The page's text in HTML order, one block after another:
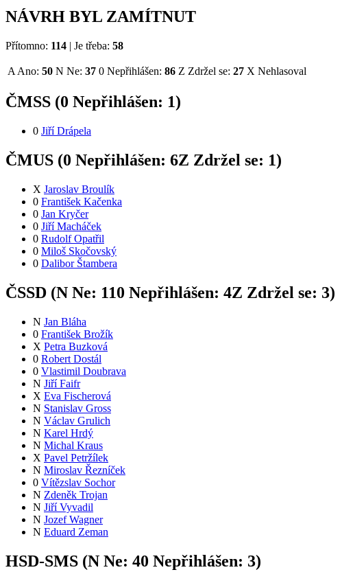
NÁVRH BYL ZAMÍTNUT
Přítomno: 114 | Je třeba: 58
A Ano: 50 N Ne: 37 0 Nepřihlášen: 86 Z Zdržel se: 27 X Nehlasoval
ČMSS (0 Nepřihlášen: 1)
0 Jiří Drápela
ČMUS (0 Nepřihlášen: 6Z Zdržel se: 1)
X Jaroslav Broulík
0 František Kačenka
0 Jan Kryčer
0 Jiří Macháček
0 Rudolf Opatřil
0 Miloš Skočovský
0 Dalibor Štambera
ČSSD (N Ne: 110 Nepřihlášen: 4Z Zdržel se: 3)
N Jan Bláha
0 František Brožík
X Petra Buzková
0 Robert Dostál
0 Vlastimil Doubrava
N Jiří Faifr
X Eva Fischerová
N Stanislav Gross
N Václav Grulich
N Karel Hrdý
N Michal Kraus
X Pavel Petržílek
N Miroslav Řezníček
0 Vítězslav Sochor
N Zdeněk Trojan
N Jiří Vyvadil
N Jozef Wagner
N Eduard Zeman
HSD-SMS (N Ne: 40 Nepřihlášen: 3)